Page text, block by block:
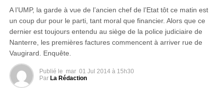
A l’UMP, la garde à vue de l’ancien chef de l’Etat tôt ce matin est
un coup dur pour le parti, tant moral que financier. Alors que ce
dernier est toujours entendu au siège de la police judiciaire de
Nanterre, les premières factures commencent à arriver rue de
Vaugirard. Enquête.
Publié le mar 01 Jul 2014 à 15h30
Par La Rédaction